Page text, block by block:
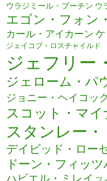
ウラジミール・プーチン ウ
エゴン・フォン
カール・アイカーン
ジェイコブ・ロスチャイルド
ジェフリー
ジェローム・パ
ジョニー・ヘイコック
スコット・マイ
スタンレー
デイビッド・ロー
ドーン・フィッ
ハビエル・ミレイ